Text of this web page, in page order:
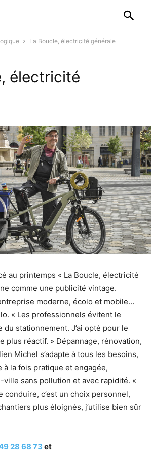
La Boucle, électricité générale
électricité
au printemps « La Boucle, électricité
comme une publicité vintage.
moderne, écolo et mobile…
« Les professionnels évitent le
stationnement. J’ai opté pour le
plus réactif. » Dépannage, rénovation,
Michel s’adapte à tous les besoins,
à la fois pratique et engagée,
sans pollution et avec rapidité. «
c’est un choix personnel,
plus éloignés, j’utilise bien sûr
28 68 73 et